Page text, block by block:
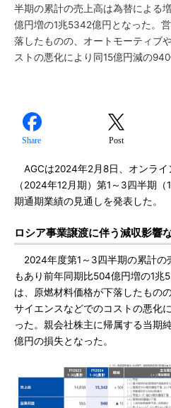
半期の累計の売上高は為替による
億円増の1兆5342億円となった。
落したものの、オートモーティブ
ストの悪化により同15億円減の940
Share Post
AGCは2024年2月8日、オンラ
（2024年12月期）第1～3四半期
期通期業績の見通しを発表した。
ロシア事業譲渡に伴う減収影響
2024年度第1～3四半期の累計の
もあり前年同期比504億円増の1兆
は、原燃材料価格が下落したもの
サイエンスなどでのコストの悪化
った。親会社株主に帰属する当期
億円の損失となった。